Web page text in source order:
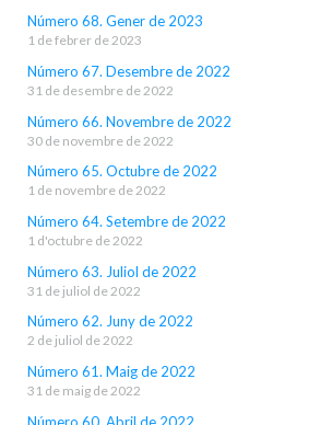
Número 68. Gener de 2023
1 de febrer de 2023
Número 67. Desembre de 2022
31 de desembre de 2022
Número 66. Novembre de 2022
30 de novembre de 2022
Número 65. Octubre de 2022
1 de novembre de 2022
Número 64. Setembre de 2022
1 d'octubre de 2022
Número 63. Juliol de 2022
31 de juliol de 2022
Número 62. Juny de 2022
2 de juliol de 2022
Número 61. Maig de 2022
31 de maig de 2022